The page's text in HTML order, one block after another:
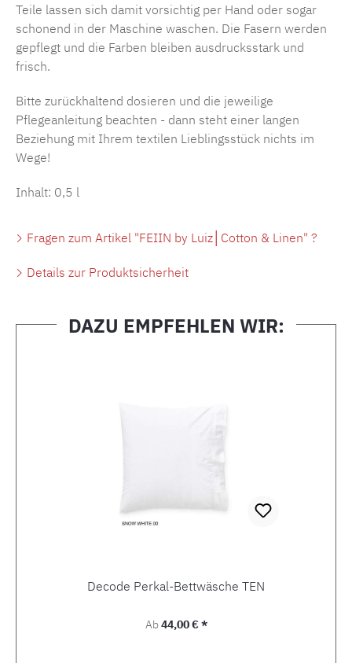
Teile lassen sich damit vorsichtig per Hand oder sogar
schonend in der Maschine waschen. Die Fasern werden
gepflegt und die Farben bleiben ausdrucksstark und
frisch.
Bitte zurückhaltend dosieren und die jeweilige
Pflegeanleitung beachten - dann steht einer langen
Beziehung mit Ihrem textilen Lieblingsstück nichts im
Wege!
Inhalt: 0,5 l
Fragen zum Artikel "FEIIN by Luiz│Cotton & Linen" ?
Details zur Produktsicherheit
DAZU EMPFEHLEN WIR:
Decode Perkal-Bettwäsche TEN
Regulärer Preis:
Ab44,00 € *